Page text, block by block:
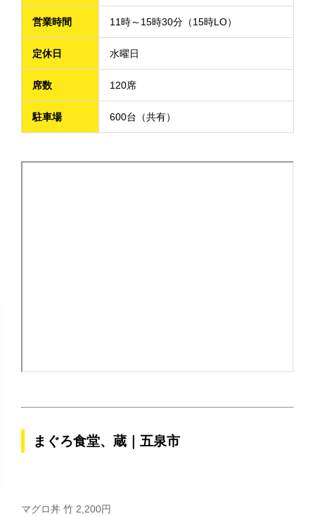
営業時間 11時～15時30分（15時LO）
定休日 水曜日
席数 120席
駐車場 600台（共有）
まぐろ食堂、蔵｜五泉市
マグロ丼 竹 2,200円